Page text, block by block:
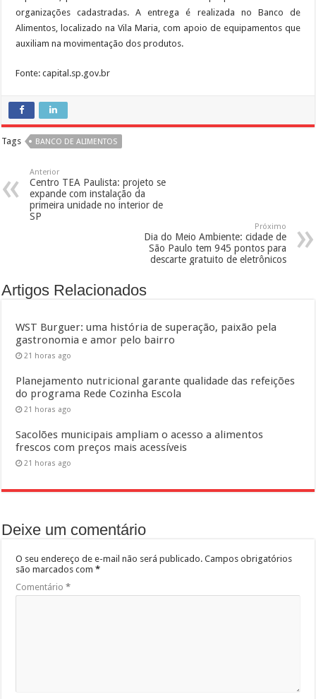
organizações cadastradas. A entrega é realizada no Banco de
Alimentos, localizado na Vila Maria, com apoio de equipamentos que
auxiliam na movimentação dos produtos.
Fonte: capital.sp.gov.br
Tags BANCO DE ALIMENTOS
Anterior
Centro TEA Paulista: projeto se
expande com instalação da
primeira unidade no interior de
SP
Próximo
Dia do Meio Ambiente: cidade de
São Paulo tem 945 pontos para
descarte gratuito de eletrônicos
Artigos Relacionados
WST Burguer: uma história de superação, paixão pela
gastronomia e amor pelo bairro
21 horas ago
Planejamento nutricional garante qualidade das refeições
do programa Rede Cozinha Escola
21 horas ago
Sacolões municipais ampliam o acesso a alimentos
frescos com preços mais acessíveis
21 horas ago
Deixe um comentário
O seu endereço de e-mail não será publicado. Campos obrigatórios
são marcados com*
Comentário*